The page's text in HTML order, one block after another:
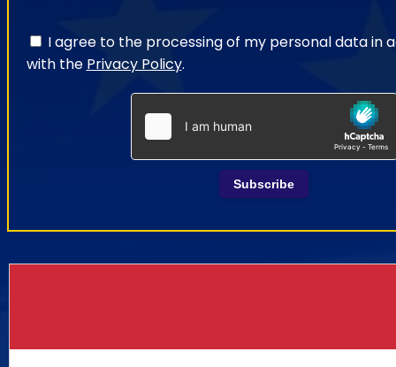
I agree to the processing of my personal data in
with the Privacy Policy.
Subscribe